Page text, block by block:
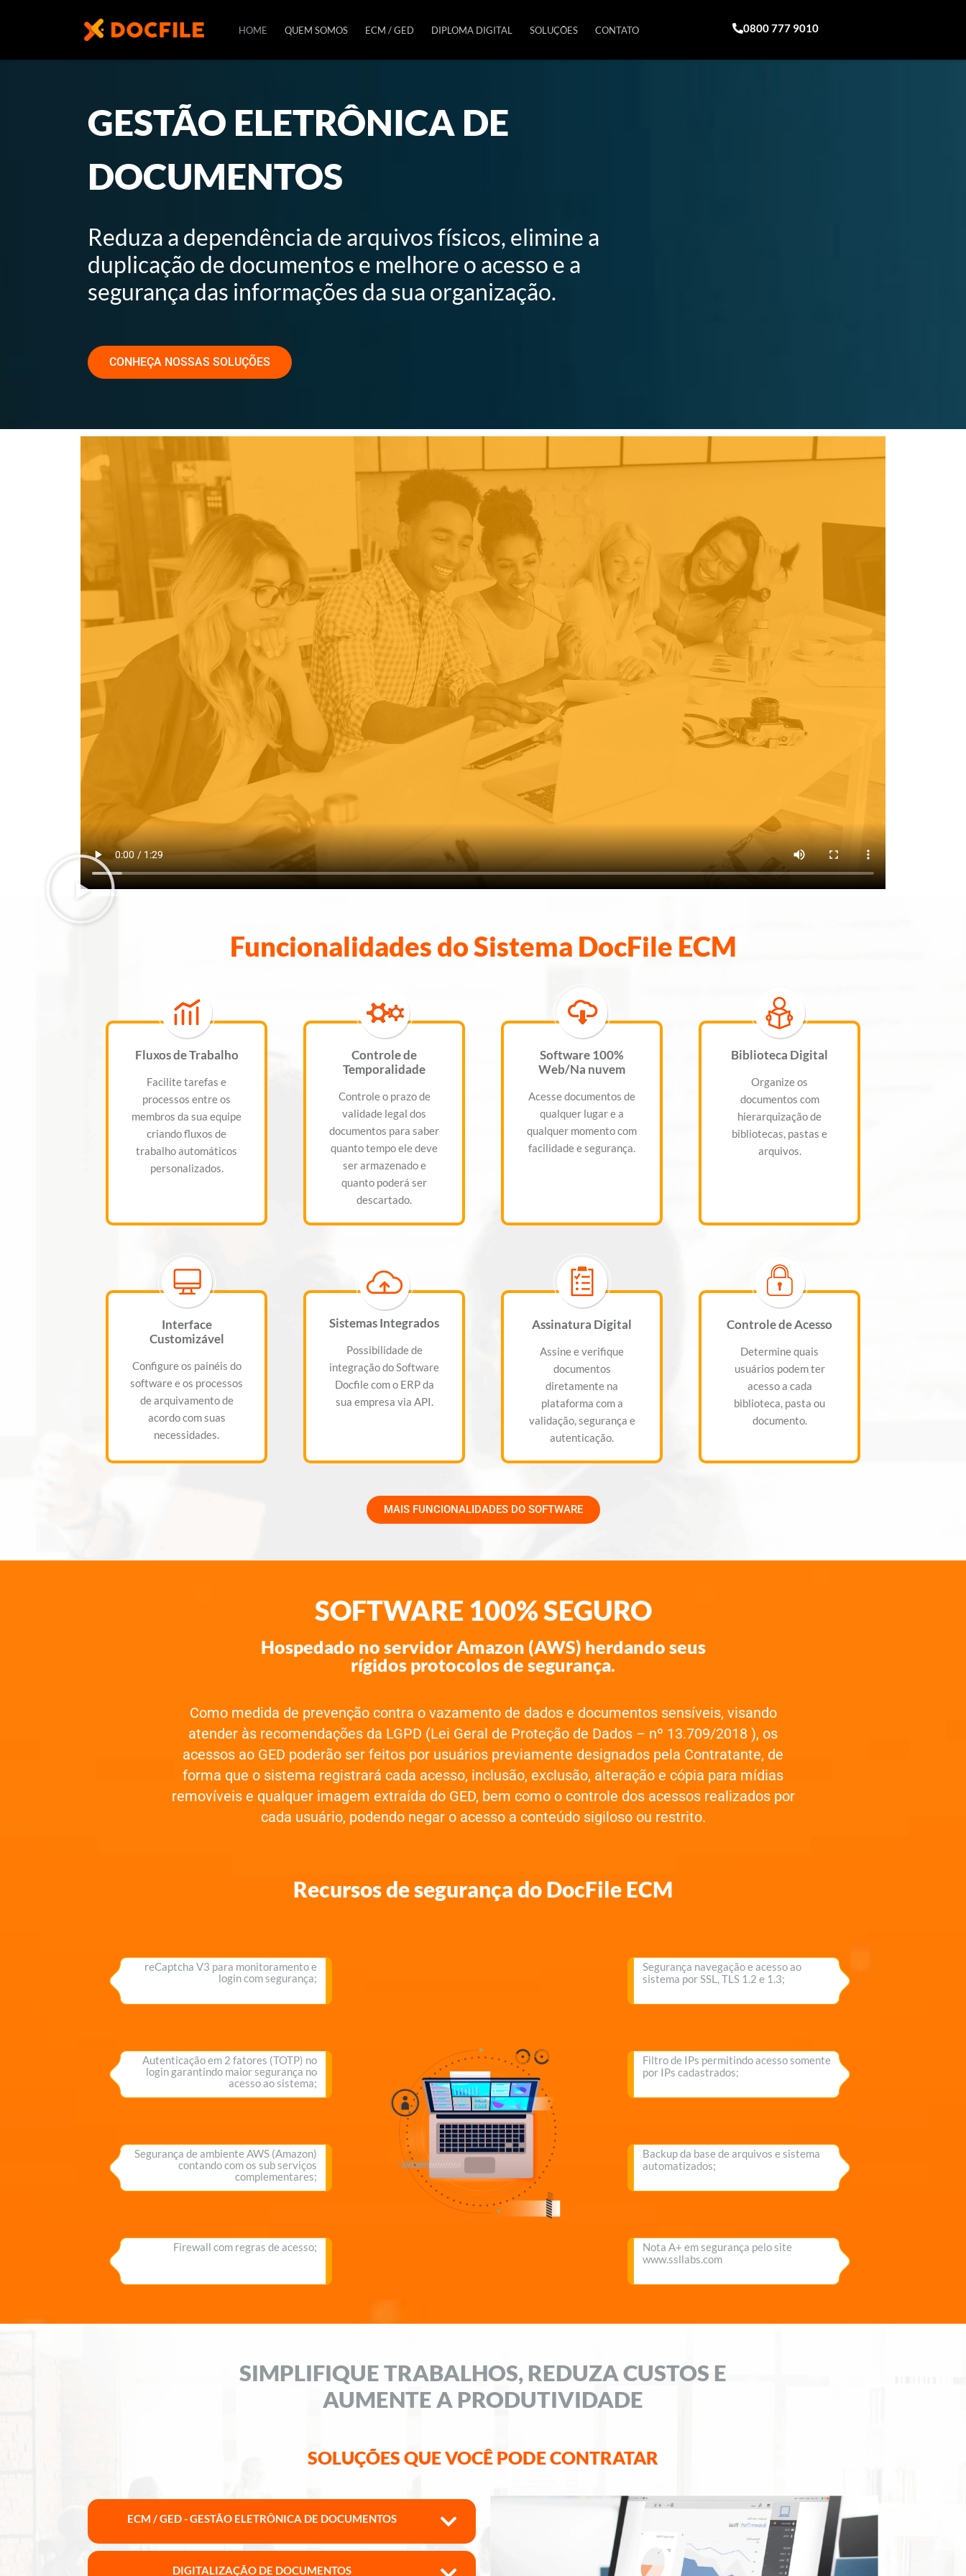
HOME QUEM SOMOS ECM / GED DIPLOMA DIGITAL SOLUÇÕES CONTATO 0800 777 9010
GESTÃO ELETRÔNICA DE
DOCUMENTOS
Reduza a dependência de arquivos físicos, elimine a
duplicação de documentos e melhore o acesso e a
segurança das informações da sua organização.
CONHEÇA NOSSAS SOLUÇÕES
Funcionalidades do Sistema DocFile ECM
Fluxos de Trabalho
Facilite tarefas e
processos entre os
membros da sua equipe
criando fluxos de
trabalho automáticos
personalizados.
Controle de
Temporalidade
Controle o prazo de
validade legal dos
documentos para saber
quanto tempo ele deve
ser armazenado e
quanto poderá ser
descartado.
Software 100%
Web/Na nuvem
Acesse documentos de
qualquer lugar e a
qualquer momento com
facilidade e segurança.
Biblioteca Digital
Organize os
documentos com
hierarquização de
bibliotecas, pastas e
arquivos.
Interface
Customizável
Configure os painéis do
software e os processos
de arquivamento de
acordo com suas
necessidades.
Sistemas Integrados
Possibilidade de
integração do Software
Docfile com o ERP da
sua empresa via API.
Assinatura Digital
Assine e verifique
documentos
diretamente na
plataforma com a
validação, segurança e
autenticação.
Controle de Acesso
Determine quais
usuários podem ter
acesso a cada
biblioteca, pasta ou
documento.
MAIS FUNCIONALIDADES DO SOFTWARE
SOFTWARE 100% SEGURO
Hospedado no servidor Amazon (AWS) herdando seus
rígidos protocolos de segurança.
Como medida de prevenção contra o vazamento de dados e documentos sensíveis, visando
atender às recomendações da LGPD (Lei Geral de Proteção de Dados – nº 13.709/2018 ), os
acessos ao GED poderão ser feitos por usuários previamente designados pela Contratante, de
forma que o sistema registrará cada acesso, inclusão, exclusão, alteração e cópia para mídias
removíveis e qualquer imagem extraída do GED, bem como o controle dos acessos realizados por
cada usuário, podendo negar o acesso a conteúdo sigiloso ou restrito.
Recursos de segurança do DocFile ECM
reCaptcha V3 para monitoramento e
login com segurança;
Autenticação em 2 fatores (TOTP) no
login garantindo maior segurança no
acesso ao sistema;
Segurança de ambiente AWS (Amazon)
contando com os sub serviços
complementares;
Firewall com regras de acesso;
Segurança navegação e acesso ao
sistema por SSL, TLS 1.2 e 1.3;
Filtro de IPs permitindo acesso somente
por IPs cadastrados;
Backup da base de arquivos e sistema
automatizados;
Nota A+ em segurança pelo site
www.ssllabs.com
SIMPLIFIQUE TRABALHOS, REDUZA CUSTOS E
AUMENTE A PRODUTIVIDADE
SOLUÇÕES QUE VOCÊ PODE CONTRATAR
ECM / GED - GESTÃO ELETRÔNICA DE DOCUMENTOS
DIGITALIZAÇÃO DE DOCUMENTOS